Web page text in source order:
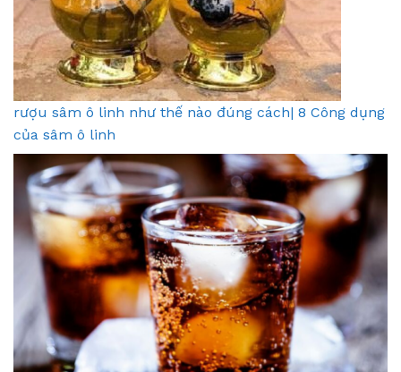
rượu sâm ô linh như thế nào đúng cách| 8 Công dụng
của sâm ô linh